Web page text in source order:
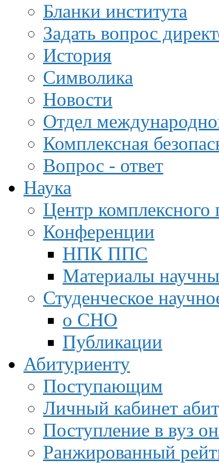
Бланки института
Задать вопрос
История
Символика
Новости
Отдел
Комплексная
Вопрос - ответ
Наука
Центр
Конференции
НПК ППС
Материалы
Студенческое
о СНО
Публикации
Абитуриенту
Поступающим
Личный кабинет
Поступление в вуз
Ранжированный